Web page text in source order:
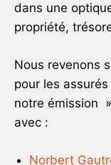
dans une
propriété,
Nous revenons
pour les
notre émission »
avec :
Norbert